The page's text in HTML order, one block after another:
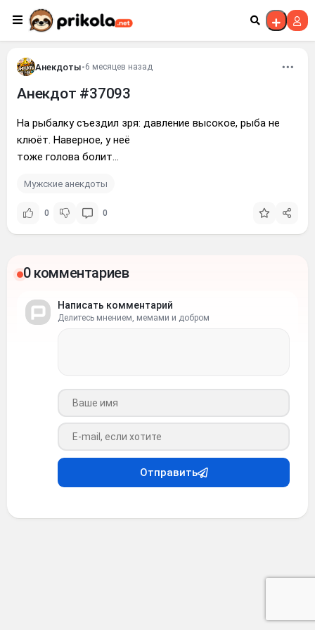
Перейти к контенту
Анекдоты•6 месяцев назад
Анекдот #37093
На рыбалку съездил зря: давление высокое, рыба не
клюёт. Наверное, у неё
тоже голова болит...
Мужские анекдоты
0 0
0 комментариев
Написать комментарий
Делитесь мнением, мемами и добром
Ваше имя
Ваш e-mail
Отправить